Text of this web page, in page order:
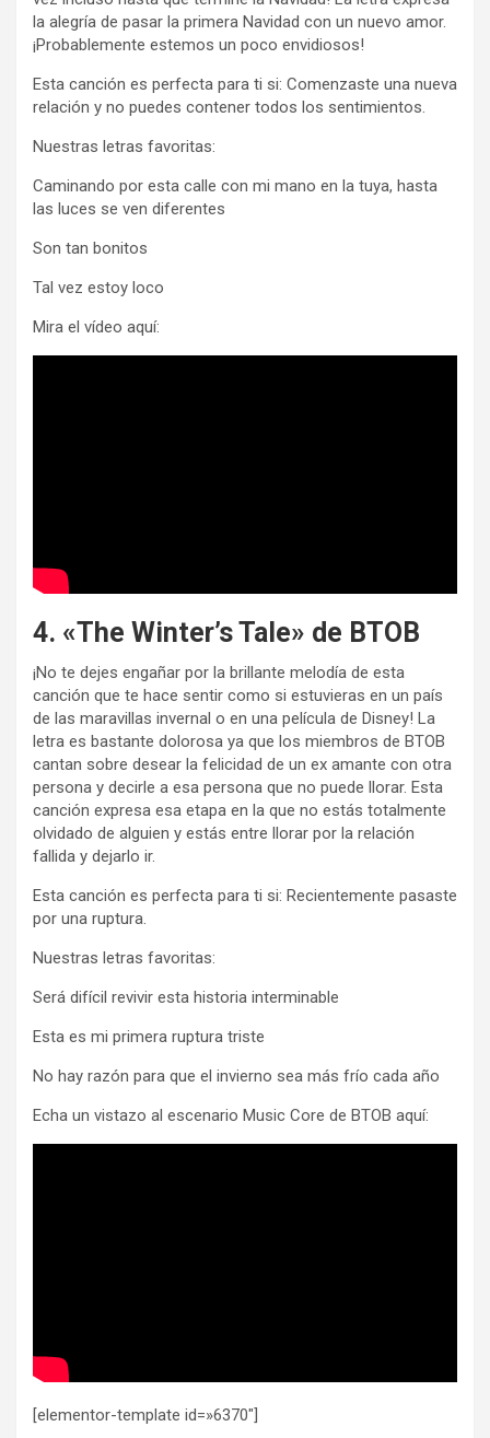
la alegría de pasar la primera Navidad con un nuevo amor.
¡Probablemente estemos un poco envidiosos!
Esta canción es perfecta para ti si: Comenzaste una nueva
relación y no puedes contener todos los sentimientos.
Nuestras letras favoritas:
Caminando por esta calle con mi mano en la tuya, hasta
las luces se ven diferentes
Son tan bonitos
Tal vez estoy loco
Mira el vídeo aquí:
4. «The Winter’s Tale» de BTOB
¡No te dejes engañar por la brillante melodía de esta
canción que te hace sentir como si estuvieras en un país
de las maravillas invernal o en una película de Disney! La
letra es bastante dolorosa ya que los miembros de BTOB
cantan sobre desear la felicidad de un ex amante con otra
persona y decirle a esa persona que no puede llorar. Esta
canción expresa esa etapa en la que no estás totalmente
olvidado de alguien y estás entre llorar por la relación
fallida y dejarlo ir.
Esta canción es perfecta para ti si: Recientemente pasaste
por una ruptura.
Nuestras letras favoritas:
Será difícil revivir esta historia interminable
Esta es mi primera ruptura triste
No hay razón para que el invierno sea más frío cada año
Echa un vistazo al escenario Music Core de BTOB aquí:
[elementor-template id=»6370″]